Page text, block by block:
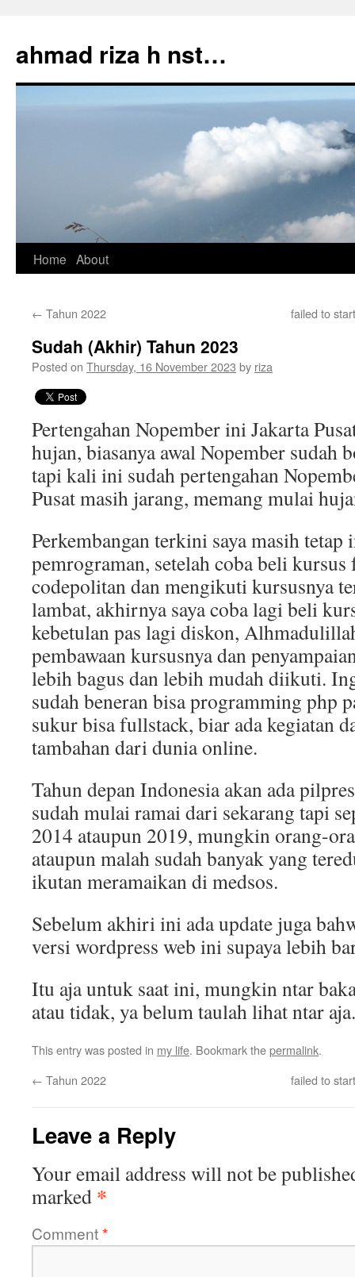
content
ahmad riza h nst…
Home About
← Tahun 2022 failed to
Sudah (Akhir) Tahun 2023
Posted on Thursday, 16 November 2023 by riza
Pertengahan Nopember ini Jakarta
hujan, biasanya awal Nopember sudah
tapi kali ini sudah pertengahan
Pusat masih jarang, memang mulai
Perkembangan terkini saya masih tetap
pemrograman, setelah coba beli
codepolitan dan mengikuti kursusnya
lambat, akhirnya saya coba lagi beli
kebetulan pas lagi diskon,
pembawaan kursusnya dan
lebih bagus dan lebih mudah diikuti.
sudah beneran bisa programming php
sukur bisa fullstack, biar ada kegiatan
tambahan dari dunia online.
Tahun depan Indonesia akan ada
sudah mulai ramai dari sekarang tapi
2014 ataupun 2019, mungkin orang-
ataupun malah sudah banyak yang
ikutan meramaikan di medsos.
Sebelum akhiri ini ada update juga
versi wordpress web ini supaya lebih
Itu aja untuk saat ini, mungkin ntar
atau tidak, ya belum taulah lihat ntar aja.
This entry was posted in my life. Bookmark thepermalink.
← Tahun 2022 failed to
Leave a Reply
Your email address will not be
marked *
Comment*